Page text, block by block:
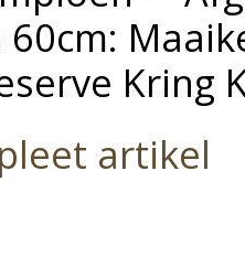
60cm:
Kring
artikel